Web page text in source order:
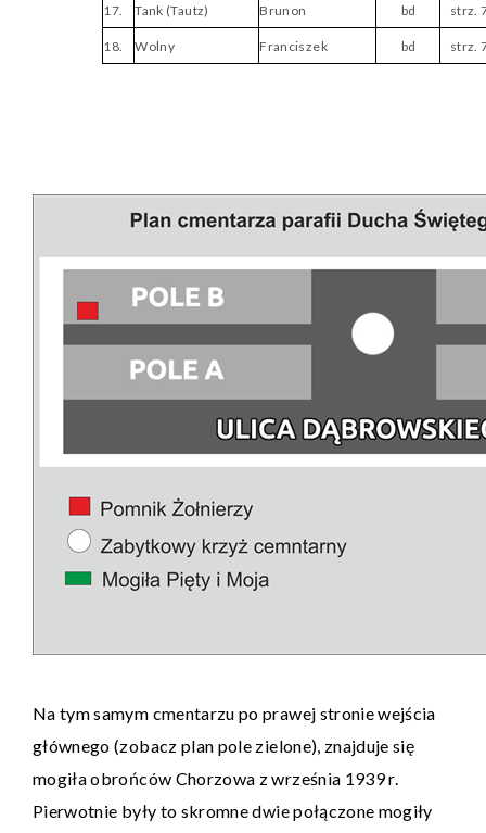
17. Tank (Tautz) Brunon bd strz.
18. Wolny Franciszek bd strz.
Na tym samym cmentarzu po prawej stronie wejścia
głównego (zobacz plan pole zielone), znajduje się
mogiła obrońców Chorzowa z września 1939 r.
Pierwotnie były to skromne dwie połączone mogiły